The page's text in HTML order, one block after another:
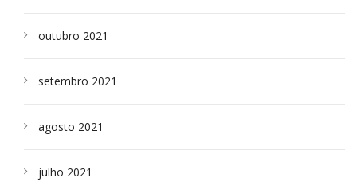
outubro 2021
setembro 2021
agosto 2021
julho 2021